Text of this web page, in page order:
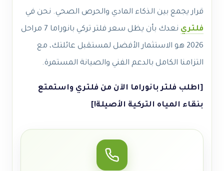
قرار يجمع بين الذكاء المادي والحرص الصحي. نحن في
فلتري
نعدك بأن يظل سعر فلتر تركي بانوراما 7 مراحل
2026 هو الاستثمار الأفضل لمستقبل عائلتك، مع
التزامنا الكامل بالدعم الفني والصيانة المستمرة.
[اطلب فلتر بانوراما الآن من فلتري واستمتع
بنقاء المياه التركية الأصيلة!]